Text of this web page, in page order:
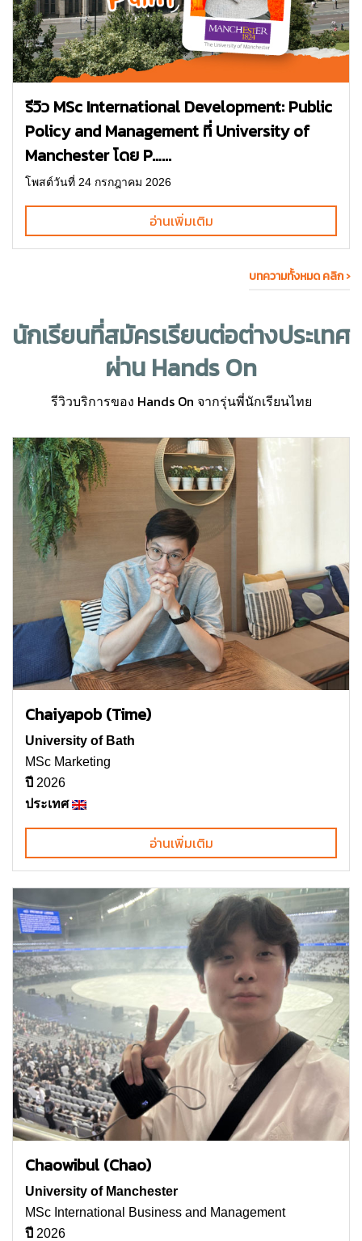
รีวิว MSc International Development: Public
Policy and Management ที่ University of
Manchester โดย P…...
โพสต์วันที่ 24 กรกฎาคม 2026
อ่านเพิ่มเติม
บทความทั้งหมด คลิก ›
นักเรียนที่สมัครเรียนต่อต่างประเทศ
ผ่าน Hands On
รีวิวบริการของ Hands On จากรุ่นพี่นักเรียนไทย
Chaiyapob (Time)
University of Bath
MSc Marketing
ปี 2026
ประเทศ
อ่านเพิ่มเติม
Chaowibul (Chao)
University of Manchester
MSc International Business and Management
ปี 2026